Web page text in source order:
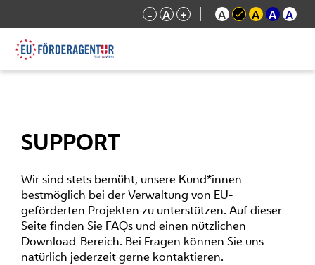
- A + A A A A
SUPPORT
Wir sind stets bemüht, unsere Kund*innen
bestmöglich bei der Verwaltung von EU-
geförderten Projekten zu unterstützen. Auf dieser
Seite finden Sie FAQs und einen nützlichen
Download-Bereich. Bei Fragen können Sie uns
natürlich jederzeit gerne kontaktieren.